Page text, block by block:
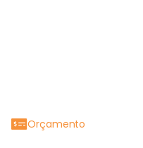
Orçamento